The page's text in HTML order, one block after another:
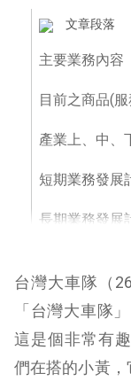
文章段落
主要業務內容
目前之商品(服
產業上、中、
短期業務發展
長期業務發展
財報分析
結論
台灣大車隊（
「台灣大車隊
這是個非常有
們在搭的小黃，